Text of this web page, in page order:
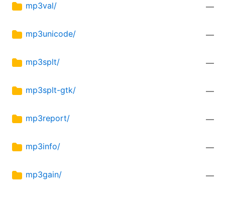
mp3val/ —
mp3unicode/ —
mp3splt/ —
mp3splt-gtk/ —
mp3report/ —
mp3info/ —
mp3gain/ —